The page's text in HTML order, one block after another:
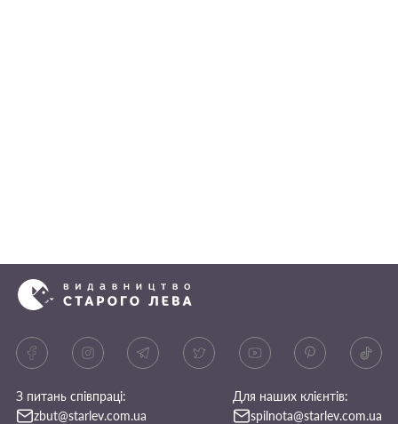
З питань співпраці:
zbut@starlev.com.ua
Для наших клієнтів:
spilnota@starlev.com.ua